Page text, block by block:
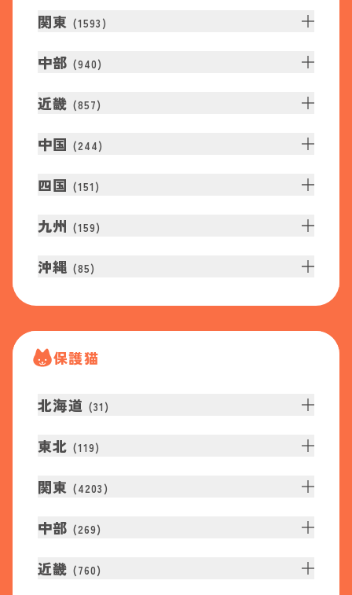
関東 (1593 )
中部 (940)
近畿 (857)
中国 (244)
四国 (151 )
九州 (159)
沖縄 (85)
保護猫
北海道 (31 )
東北 (119)
関東 (4203 )
中部 (269)
近畿 (760)